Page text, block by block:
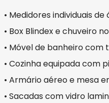
• Medidores individuais de
• Box Blindex e chuveiro
• Móvel de banheiro
• Cozinha equipada com
• Armário aéreo e mesa
• Sacadas com vidro